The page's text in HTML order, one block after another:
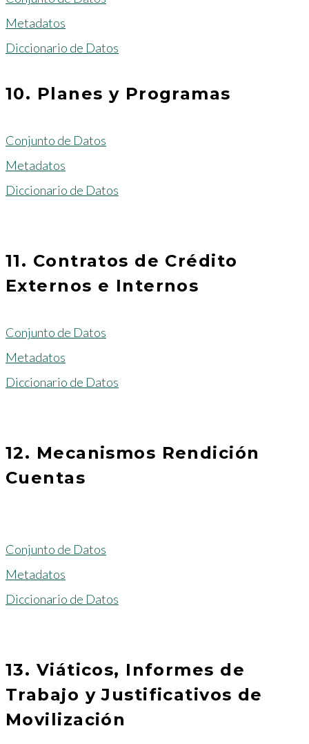
Metadatos
Diccionario de Datos
10. Planes y Programas
Conjunto de Datos
Metadatos
Diccionario de Datos
11. Contratos de Crédito
Externos e Internos
Conjunto de Datos
Metadatos
Diccionario de Datos
12. Mecanismos Rendición
Cuentas
Conjunto de Datos
Metadatos
Diccionario de Datos
13. Viáticos, Informes de
Trabajo y Justificativos de
Movilización